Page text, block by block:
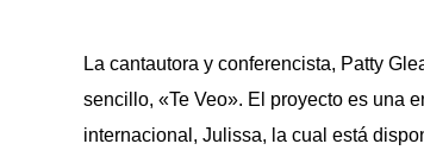
La cantautora y conferencista, Patty
sencillo, «Te Veo». El proyecto es una
internacional, Julissa, la cual está